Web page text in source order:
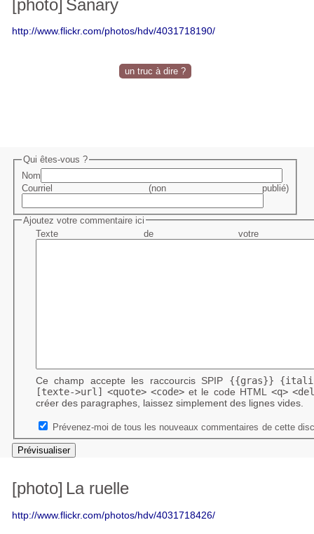
[photo] Sanary
http://www.flickr.com/photos/hdv/4031718190/
un truc à dire ?
Qui êtes-vous ?
Nom
Courriel (non publié)
Ajoutez votre commentaire ici
Texte de votre
Ce champ accepte les raccourcis SPIP {{gras}}
[texte->url]
<quote> <code>et le code HTML <q>
créer des paragraphes, laissez simplement des lignes vides.
Prévenez-moi de tous les nouveaux commentaires de cette
[photo] La ruelle
http://www.flickr.com/photos/hdv/4031718426/